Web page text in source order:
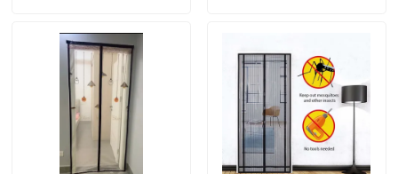
Producten
Over ons
Kwaliteitscontrole